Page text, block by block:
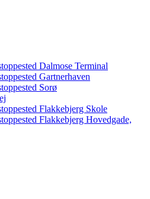
Dalmose Terminal
Gartnerhaven
Sorø
Flakkebjerg Skole
Flakkebjerg Hovedgade,